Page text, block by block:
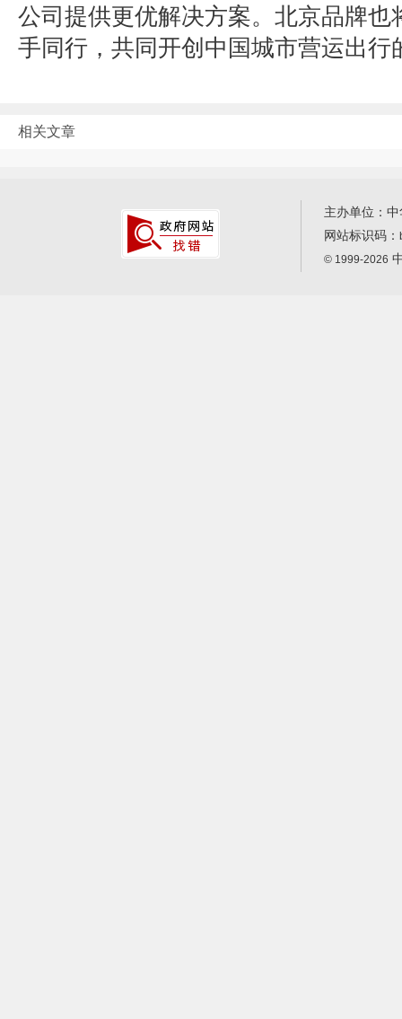
公司提供更优解决方案。北京品牌也
手同行，共同开创中国城市营运出行
相关文章
主办单位：
网站标识码：
© 1999-2026